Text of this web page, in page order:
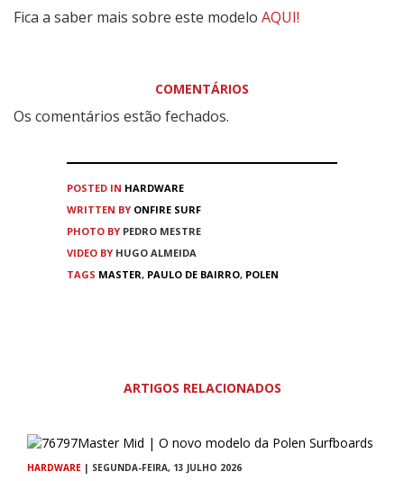
Fica a saber mais sobre este modelo AQUI!
COMENTÁRIOS
Os comentários estão fechados.
POSTED IN HARDWARE
WRITTEN BY ONFIRE SURF
PHOTO BY PEDRO MESTRE
VIDEO BY HUGO ALMEIDA
TAGS MASTER, PAULO DE BAIRRO, POLEN
ARTIGOS RELACIONADOS
HARDWARE | SEGUNDA-FEIRA, 13 JULHO 2026